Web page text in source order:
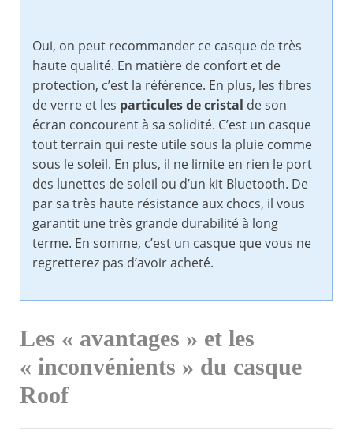
Oui, on peut recommander ce casque de très
haute qualité. En matière de confort et de
protection, c’est la référence. En plus, les fibres
de verre et les particules de cristal de son
écran concourent à sa solidité. C’est un casque
tout terrain qui reste utile sous la pluie comme
sous le soleil. En plus, il ne limite en rien le port
des lunettes de soleil ou d’un kit Bluetooth. De
par sa très haute résistance aux chocs, il vous
garantit une très grande durabilité à long
terme. En somme, c’est un casque que vous ne
regretterez pas d’avoir acheté.
Les « avantages » et les
« inconvénients » du casque
Roof